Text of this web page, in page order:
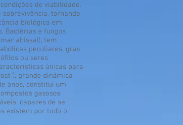
de viabilidade.
tornando
biológica em
Bactérias e fungos
abissal), tem
peculiares, grau
ou seres
únicas para
grande dinâmica
anos, constitui um
gasosos
capazes de se
existem por todo o